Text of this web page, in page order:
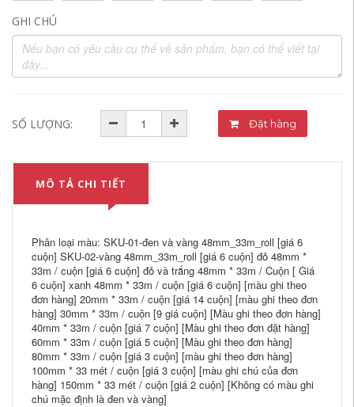
GHI CHÚ
SỐ LƯỢNG: Đặt hàng
MÔ TẢ CHI TIẾT
Phân loại màu: SKU-01-đen và vàng 48mm_33m_roll [giá 6
cuộn] SKU-02-vàng 48mm_33m_roll [giá 6 cuộn] đỏ 48mm *
33m / cuộn [giá 6 cuộn] đỏ và trắng 48mm * 33m / Cuộn [ Giá
6 cuộn] xanh 48mm * 33m / cuộn [giá 6 cuộn] [màu ghi theo
đơn hàng] 20mm * 33m / cuộn [giá 14 cuộn] [màu ghi theo đơn
hàng] 30mm * 33m / cuộn [9 giá cuộn] [Màu ghi theo đơn hàng]
40mm * 33m / cuộn [giá 7 cuộn] [Màu ghi theo đơn đặt hàng]
60mm * 33m / cuộn [giá 5 cuộn] [Màu ghi theo đơn hàng]
80mm * 33m / cuộn [giá 3 cuộn] [màu ghi theo đơn hàng]
100mm * 33 mét / cuộn [giá 3 cuộn] [màu ghi chú của đơn
hàng] 150mm * 33 mét / cuộn [giá 2 cuộn] [Không có màu ghi
chú mặc định là đen và vàng]